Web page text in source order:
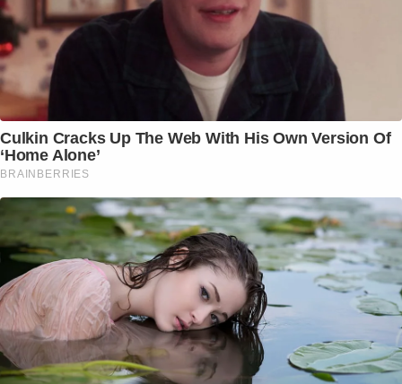
Culkin Cracks Up The Web With His Own Version Of
‘Home Alone’
BRAINBERRIES